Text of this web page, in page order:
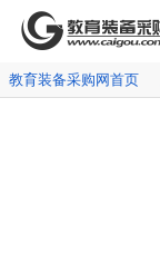
教育装备采购网首页